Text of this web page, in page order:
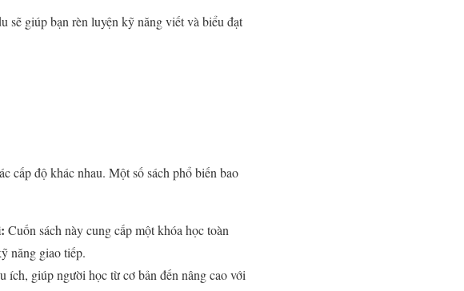
sẽ giúp bạn rèn luyện kỹ năng viết và biểu đạt
cấp độ khác nhau. Một số sách phổ biến bao
Cuốn sách này cung cấp một khóa học toàn
năng giao tiếp.
ích, giúp người học từ cơ bản đến nâng cao với